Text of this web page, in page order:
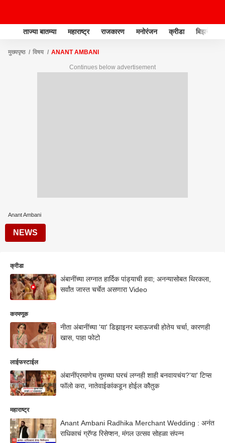
ताज्या बातम्या महाराष्ट्र राजकारण मनोरंजन क्रीडा बिझनेस
मुख्यपृष्ठ विषय ANANT AMBANI
Continues below advertisement
Anant Ambani
NEWS
क्रीडा
अंबानींच्या लग्नात हार्दिक पांड्याची हवा; अनन्यासोबत थिरकला,
सर्वांत जास्त चर्चेत असणारा Video
करमणूक
नीता अंबानींच्या 'या' डिझाइनर ब्लाऊजची होतेय चर्चा, कारणही
खास, पाहा फोटो
लाईफस्टाईल
अंबानींप्रमाणेच तुमच्या घरचं लग्नही शाही बनवायचंय?'या' टिप्स
फॉलो करा, नातेवाईकांकडून होईल कौतुक
महाराष्ट्र
Anant Ambani Radhika Merchant Wedding : अनंत
राधिकाचं ग्रॅण्ड रिसेप्शन, मंगल उत्सव सोहळा संपन्न